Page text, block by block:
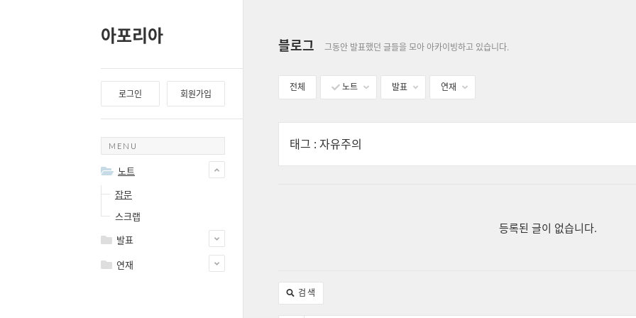
아포리아
로그인 회원가입
MENU
노트
잡문
스크랩
발표
연재
블로그 그동안 발표했던 글들을 모아 아카이빙하고 있습니다.
전체 노트 발표
연재
태그 : 자유주의
등록된 글이 없습니다.
검색